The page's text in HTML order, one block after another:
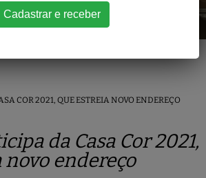
COR 2021, QUE ESTREIA NOVO ENDEREÇO
da Casa Cor 2021,
novo endereço